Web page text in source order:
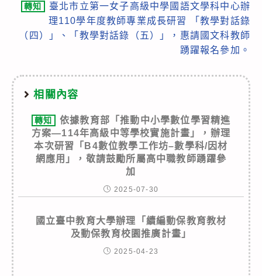
轉知
臺北市立第一女子高級中學國語文學科中心辦
理110學年度教師專業成長研習 「教學對話錄
（四）」、「教學對話錄（五）」，惠請國文科教師
踴躍報名參加。
相關內容
轉知
依據教育部「推動中小學數位學習精進
方案—114年高級中等學校實施計畫」，辦理
本次研習「B4數位教學工作坊–數學科/因材
網應用」，敬請鼓勵所屬高中職教師踴躍參
加
2025-07-30
國立臺中教育大學辦理「續編動保教育教材
及動保教育校園推廣計畫」
2025-04-23